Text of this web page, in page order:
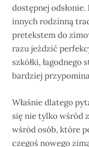
dostępnej
innych rodzinną
pretekstem do
razu jeździć
szkółki,
bardziej
Właśnie dlatego
się nie tylko wśród
wśród osób, które
czegoś nowego